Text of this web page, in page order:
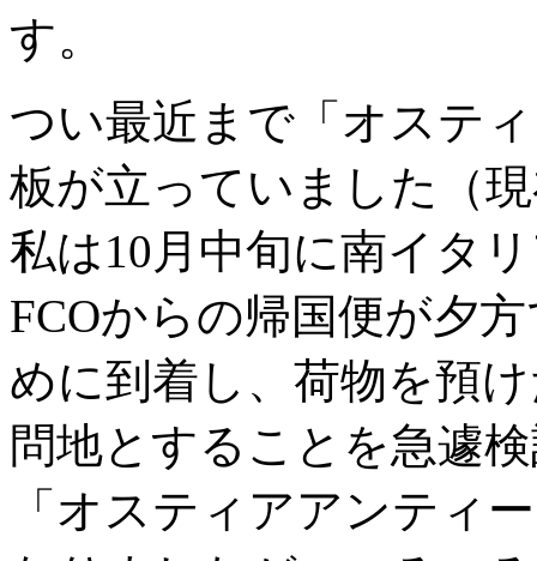
す。
つい最近まで「オステ
板が立っていました（
私は10月中旬に南イタ
FCOからの帰国便が夕
めに到着し、荷物を預
問地とすることを急遽
「オスティアアンティ